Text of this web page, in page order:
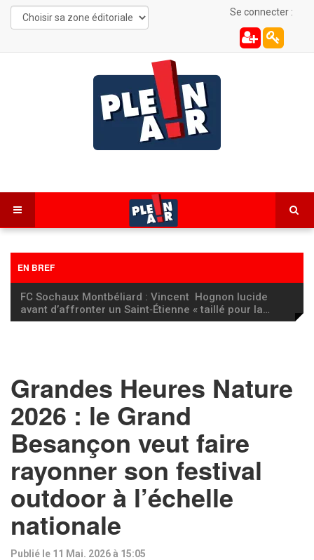
Se connecter :
EN BREF
FC Sochaux Montbéliard : Vincent Hognon lucide
avant d’affronter un Saint‑Étienne « taillé pour la…
Grandes Heures Nature
2026 : le Grand
Besançon veut faire
rayonner son festival
outdoor à l’échelle
nationale
Publié le 11 Mai. 2026 à 15:05